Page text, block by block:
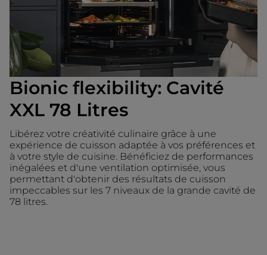
Bionic flexibility: Cavité
XXL 78 Litres
Libérez votre créativité culinaire grâce à une
expérience de cuisson adaptée à vos préférences et
à votre style de cuisine. Bénéficiez de performances
inégalées et d'une ventilation optimisée, vous
permettant d'obtenir des résultats de cuisson
impeccables sur les 7 niveaux de la grande cavité de
78 litres.